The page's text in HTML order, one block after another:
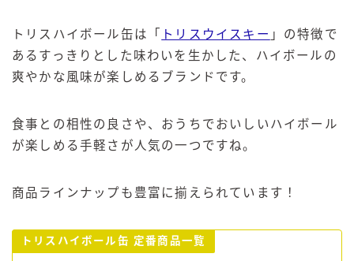
トリスハイボール缶は「 トリスウイスキー 」の特徴で
あるすっきりとした味わいを生かした、ハイボールの
爽やかな風味が楽しめるブランドです。
食事との相性の良さや、おうちでおいしいハイボール
が楽しめる手軽さが人気の一つですね。
商品ラインナップも豊富に揃えられています！
トリスハイボール缶 定番商品一覧